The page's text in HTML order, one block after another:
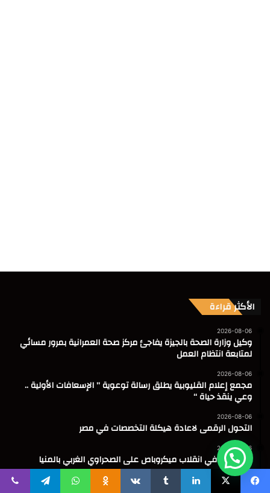
الأكثر قراءة
2026-08-06
وكيل وزارة الصحة بالجيزة يفاجئ مركز صحة العمرانية بمرور مسائي
لمتابعة انتظام العمل
2026-08-06
مجمع إعلام القليوبية يطلق رسالة توعوية ” الإسعافات الأولية ..
وعي ينقذ حياة “
2026-08-06
التحول الرقمى لاعادة هيكلة التخصصات في مصر
2026-08-06
2026-08-06